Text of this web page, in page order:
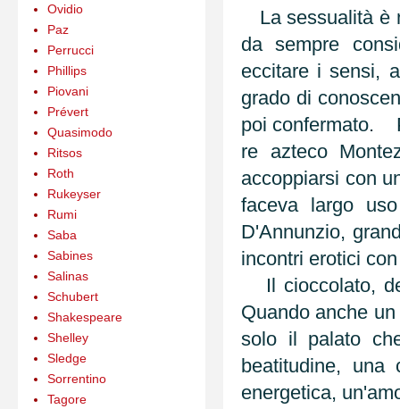
La sessualità è
da sempre
eccitare i sensi,
grado di
poi confermato.
re azteco
accoppiarsi con
faceva largo
D'Annunzio,
incontri erotici
Il cioccolato,
Quando anche
solo il palato
beatitudine,
energetica,
Ovidio
Paz
Perrucci
Phillips
Piovani
Prévert
Quasimodo
Ritsos
Roth
Rukeyser
Rumi
Saba
Sabines
Salinas
Schubert
Shakespeare
Shelley
Sledge
Sorrentino
Tagore